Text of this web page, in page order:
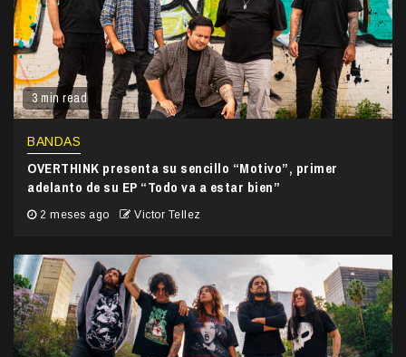
3 min read
BANDAS
OVERTHINK presenta su sencillo “Motivo”, primer
adelanto de su EP “Todo va a estar bien”
2 meses ago Victor Tellez